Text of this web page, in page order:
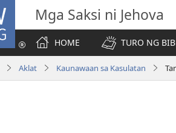
Mga Saksi ni Jehova
HOME
TURO NG
Aklat Kaunawaan sa Kasulatan